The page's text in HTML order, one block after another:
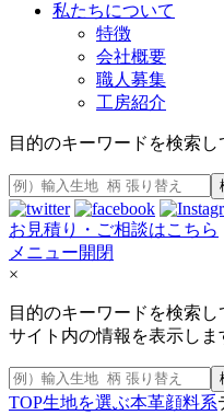
私たちについて
特徴
会社概要
職人募集
工房紹介
目的のキーワードを検索し
お見積り・ご相談はこちら
メニュー開閉
×
目的のキーワードを検索し
サイト内の情報を表示しま
TOP生地を選ぶ本革顔料系